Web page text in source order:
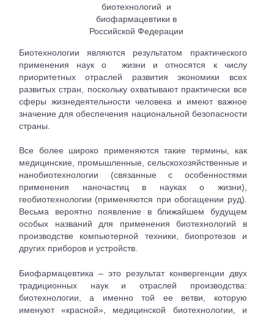
биотехнологий
и
биофармацевтики в
Российской Федерации
Биотехнологии являются результатом практического
применения наук о
жизни и относятся к числу
приоритетных отраслей развития экономики всех
развитых стран, поскольку охватывают практически все
сферы жизнедеятельности человека и имеют важное
значение для обеспечения национальной безопасности
страны.
Все более широко применяются такие термины, как
медицинские, промышленные, сельскохозяйственные и
нанобиотехнологии (связанные с особенностями
применения наночастиц в науках о жизни),
геобиотехнологии (применяются при обогащении руд).
Весьма вероятно появление в ближайшем будущем
особых названий для применения биотехнологий в
производстве компьютерной техники, биопротезов и
других приборов и устройств.
Биофармацевтика – это результат конвергенции двух
традиционных наук и отраслей производства:
биотехнологии, а именно той ее ветви, которую
именуют «красной», медицинской биотехнологии, и